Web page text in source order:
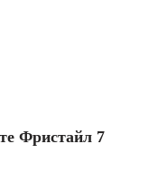
Фристайл 7